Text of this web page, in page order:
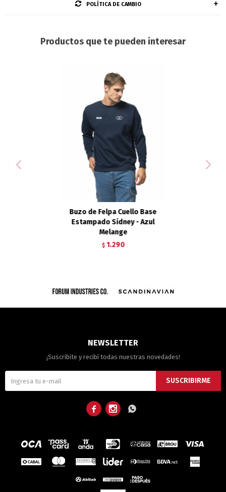
POLÍTICA DE CAMBIO
Productos que te pueden interesar
Buzo de Felpa Cuello Base
Estampado Sidney - Azul
Melange
$ 1.290
NEWSLETTER
¡Suscribite y recibí todas nuestras novedades!
SUSCRIBIRME
  